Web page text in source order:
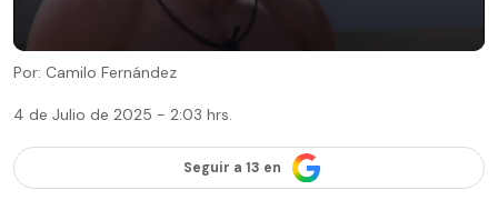
Por: Camilo Fernández
4 de Julio de 2025 - 2:03 hrs.
Seguir a 13 en